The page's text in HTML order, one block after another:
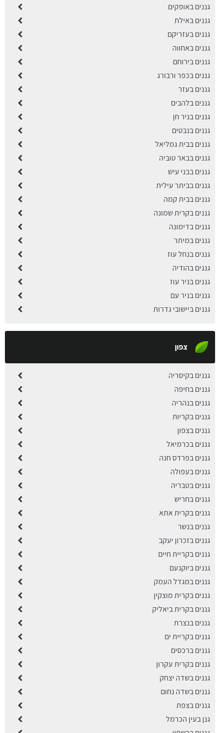
גננים באופקים
גננים באילת
גננים בעזריקם
גננים באחווה
גננים בירוחם
גננים בכפר ורבורג
גננים בעזר
גננים בלהבים
גננים בניר חן
גננים בנבטים
גננים בבית גמליאל
גננים בבאר טוביה
גננים בבני עיש
גננים בביתר עילית
גננים בבית קמה
גננים בקרית שמונה
גננים בדימונה
גננים במיתר
גננים בנחל עוז
גננים בהודיה
גננים בניר עוז
גננים בניר עם
גננים ביישובי גדרות
צפון
גננים בקיסריה
גננים בחיפה
גננים בנהריה
גננים בקריות
גננים בצפון
גננים בכרמיאל
גננים בפרדס חנה
גננים בעפולה
גננים בטבריה
גננים בחריש
גננים בקרית אתא
גננים בנשר
גננים בזכרון יעקב
גננים בקריית חיים
גננים ביוקנעם
גננים במגדל העמק
גננים בקרית מוצקין
גננים בקרית ביאליק
גננים בנצרת
גננים בקריית ים
גננים ברכסים
גננים בקרית עקרון
גננים בשדה יצחק
גננים בשדה נחום
גננים בצפת
גנן בעין הכרמל